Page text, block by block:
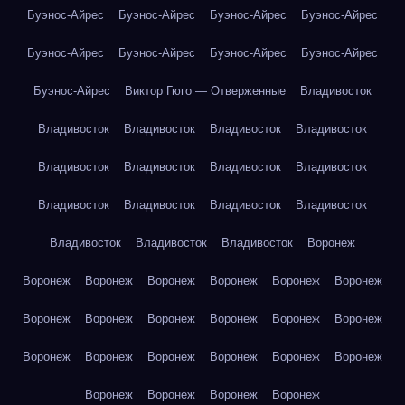
Буэнос-Айрес Буэнос-Айрес Буэнос-Айрес Буэнос-Айрес
Буэнос-Айрес Буэнос-Айрес Буэнос-Айрес Буэнос-Айрес
Буэнос-Айрес Виктор Гюго — Отверженные Владивосток
Владивосток Владивосток Владивосток Владивосток
Владивосток Владивосток Владивосток Владивосток
Владивосток Владивосток Владивосток Владивосток
Владивосток Владивосток Владивосток Воронеж
Воронеж Воронеж Воронеж Воронеж Воронеж Воронеж
Воронеж Воронеж Воронеж Воронеж Воронеж Воронеж
Воронеж Воронеж Воронеж Воронеж Воронеж Воронеж
Воронеж Воронеж Воронеж Воронеж